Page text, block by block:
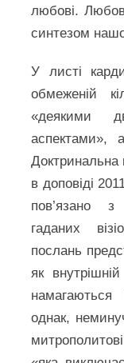
любові.
синтезом
У листі
обмеженій
«деякими
Доктринальна
в доповіді
пов’язано з
гаданих
послань
як
однак,